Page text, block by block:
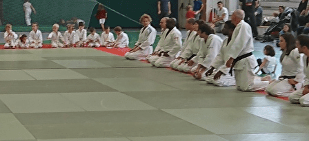
Exporter les lignes sélectionnées
Exporter toutes les colonnes
Exporter uniquement les colonnes affichées
Menu
Ajoutez un logo, un bouton, des réseaux sociaux
Cliquez pour éditer